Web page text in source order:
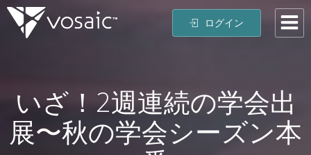
へ
ス
キ
ッ
ログイン
いざ！2週連続の学会出
展〜秋の学会シーズン本